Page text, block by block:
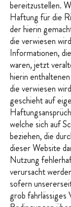
bereitzustellen.
Haftung für die
der hierin
die verwiesen
Informationen,
waren, jetzt
hierin
die verwiesen
geschieht auf
welche sich auf
beziehen, die
dieser Website
Nutzung
verursacht
sofern
grob